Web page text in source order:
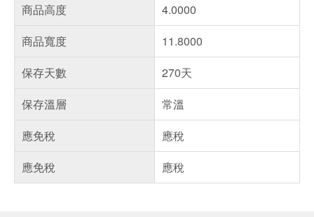
商品高度
4.0000
商品寬度
11.8000
保存天數
270天
保存溫層
常溫
應免稅
應稅
應免稅
應稅